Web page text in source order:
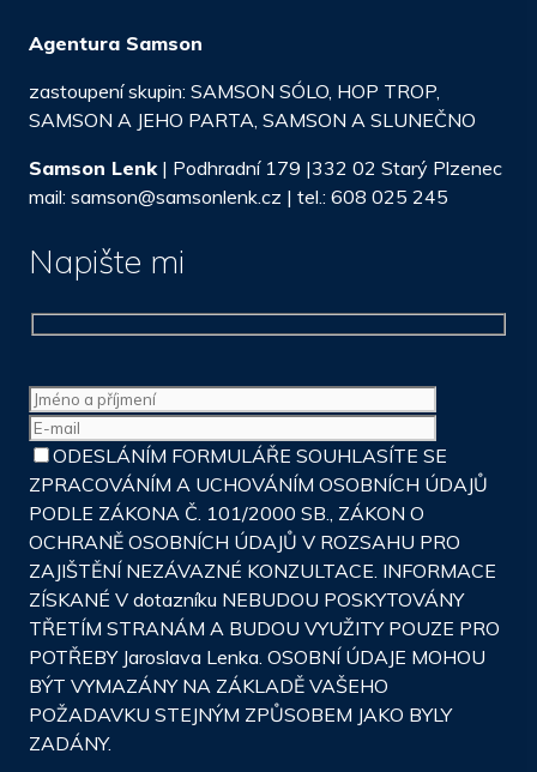
Agentura Samson
zastoupení skupin: SAMSON SÓLO, HOP TROP,
SAMSON A JEHO PARTA, SAMSON A SLUNEČNO
Samson Lenk| Podhradní 179 |332 02 Starý Plzenec
mail: samson@samsonlenk.cz | tel.: 608 025 245
Napište mi
ODESLÁNÍM FORMULÁŘE SOUHLASÍTE SE
ZPRACOVÁNÍM A UCHOVÁNÍM OSOBNÍCH ÚDAJŮ
PODLE ZÁKONA Č. 101/2000 SB., ZÁKON O
OCHRANĚ OSOBNÍCH ÚDAJŮ V ROZSAHU PRO
ZAJIŠTĚNÍ NEZÁVAZNÉ KONZULTACE. INFORMACE
ZÍSKANÉ V dotazníku NEBUDOU POSKYTOVÁNY
TŘETÍM STRANÁM A BUDOU VYUŽITY POUZE PRO
POTŘEBY Jaroslava Lenka. OSOBNÍ ÚDAJE MOHOU
BÝT VYMAZÁNY NA ZÁKLADĚ VAŠEHO
POŽADAVKU STEJNÝM ZPŮSOBEM JAKO BYLY
ZADÁNY.